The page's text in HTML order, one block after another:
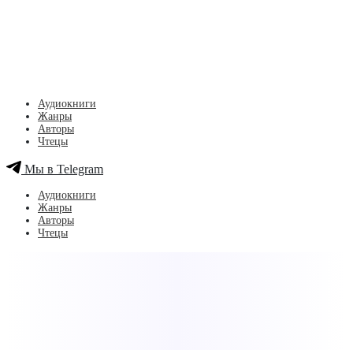
Аудиокниги
Жанры
Авторы
Чтецы
Мы в Telegram
Аудиокниги
Жанры
Авторы
Чтецы